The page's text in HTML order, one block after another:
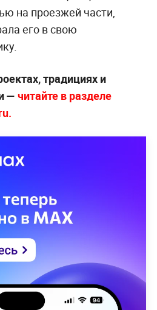
на проезжей части,
его в свою
традициях и
— читайте в разделе